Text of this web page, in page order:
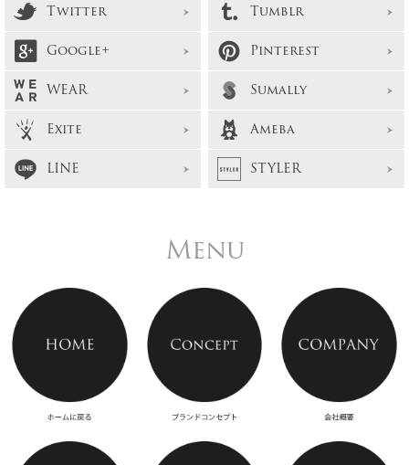
Twitter
Tumblr
Google+
Pinterest
WEAR
Sumally
Exite
Ameba
LINE
STYLER
Menu